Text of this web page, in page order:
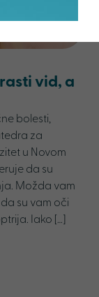
vid, a
bolesti,
za
u Novom
da su
Možda vam
su vam oči
Iako […]